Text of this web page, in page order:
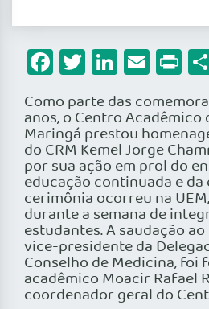
Facebook
TwitterEmail
Como parte das
anos, o Centro Acadêmico
Maringá prestou
do CRM Kemel Jorge
por sua ação em prol do
educação continuada e da
cerimônia ocorreu na
durante a semana de
estudantes. A saudação
vice-presidente da
Conselho de Medicina, foi
acadêmico Moacir Rafael
coordenador geral do